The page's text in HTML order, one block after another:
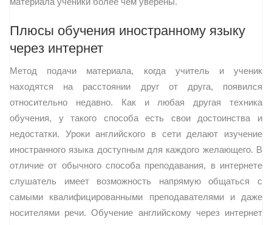
Плюсы обучения иностранному языку
через интернет
Метод подачи материала, когда учитель и ученик
находятся на расстоянии друг от друга, появился
относительно недавно. Как и любая другая техника
обучения, у такого способа есть свои достоинства и
недостатки. Уроки английского в сети делают изучение
иностранного языка доступным для каждого желающего. В
отличие от обычного способа преподавания, в интернете
слушатель имеет возможность напрямую общаться с
самыми квалифицированными преподавателями и даже
носителями речи. Обучение английскому через интернет